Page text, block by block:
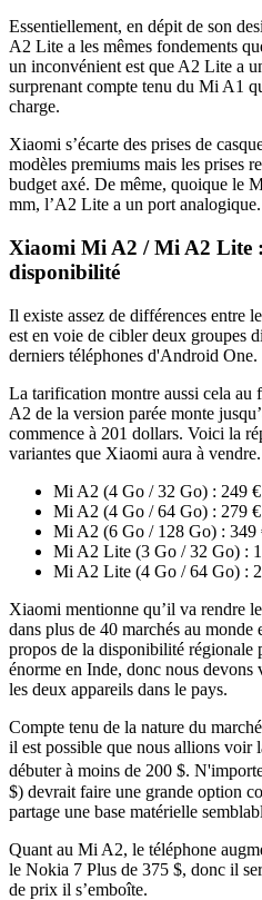
Essentiellement, en dépit de son
A2 Lite a les mêmes fondements
un inconvénient est que A2 Lite a
surprenant compte tenu du Mi A1
charge.
Xiaomi s’écarte des prises de
modèles premiums mais les prises
budget axé. De même, quoique le
mm, l’A2 Lite a un port analogique.
Xiaomi Mi A2 / Mi A2 Lite
disponibilité
Il existe assez de différences
est en voie de cibler deux groupes
derniers téléphones d'Android One.
La tarification montre aussi cela au
A2 de la version parée monte
commence à 201 dollars. Voici la
variantes que Xiaomi aura à vendre.
Mi A2 (4 Go / 32 Go) : 249
Mi A2 (4 Go / 64 Go) : 279
Mi A2 (6 Go / 128 Go) : 349
Mi A2 Lite (3 Go / 32 Go) :
Mi A2 Lite (4 Go / 64 Go) :
Xiaomi mentionne qu’il va rendre
dans plus de 40 marchés au monde
propos de la disponibilité régionale
énorme en Inde, donc nous
les deux appareils dans le pays.
Compte tenu de la nature du
il est possible que nous allions voir
débuter à moins de 200 $.
$) devrait faire une grande option
partage une base matérielle
Quant au Mi A2, le téléphone
le Nokia 7 Plus de 375 $, donc il
de prix il s’emboîte.